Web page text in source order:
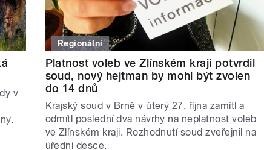
v
Regionální
Platnost voleb ve Zlínském kraji potvrdil
soud, nový hejtman by mohl být zvolen
do 14 dnů
Krajský soud v Brně v úterý 27. října zamítl a
odmítl poslední dva návrhy na neplatnost voleb
ve Zlínském kraji. Rozhodnutí soud zveřejnil na
úřední desce.